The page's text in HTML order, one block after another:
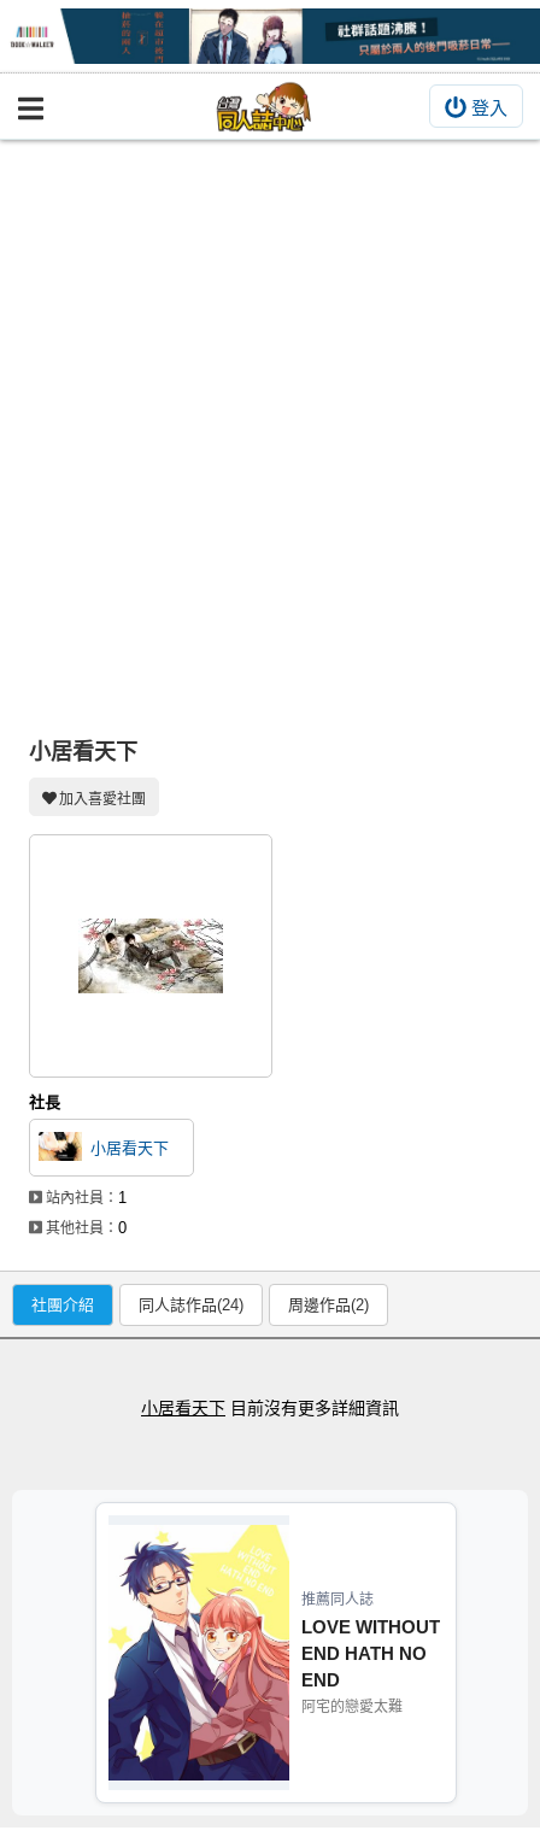
登入
BOOKY書集倉庫
交流中心
攤位轉讓區
會員功能選單
註冊會員
登入
小居看天下
加入喜愛社團
社長
小居看天下
站內社員： 1
其他社員：0
社團介紹 同人誌作品(24) 周邊作品(2)
小居看天下 目前沒有更多詳細資訊
推薦同人誌
LOVE WITHOUT
END HATH NO
END
阿宅的戀愛太難